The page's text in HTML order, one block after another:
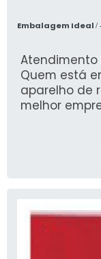
Embalagem Ideal /
Atendimento
Quem está
aparelho de
melhor
competente do ramo. UM
A
inovadora,
China